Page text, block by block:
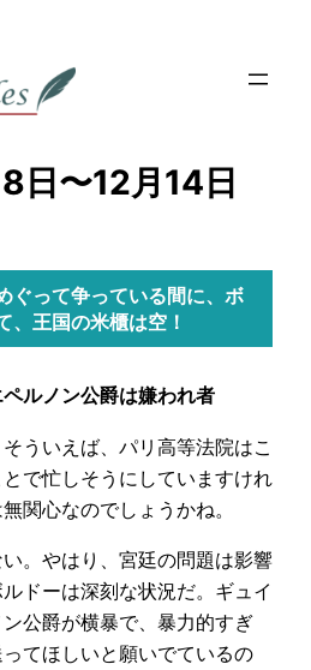
日〜12月14日
ぐって争っている間に、ボ
、王国の米櫃は空！
ルノン公爵は嫌われ者
ういえば、パリ高等法院はこ
で忙しそうにしていますけれ
関心なのでしょうかね。
。やはり、宮廷の問題は影響
ドーは深刻な状況だ。ギュイ
公爵が横暴で、暴力的すぎ
てほしいと願いでているの